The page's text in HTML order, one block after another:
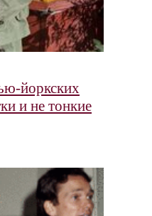
йоркских
и не тонкие